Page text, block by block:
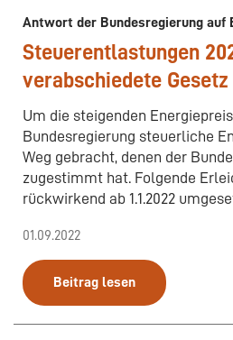
Antwort der Bundesregierung auf
Steuerentlastungen
verabschiedete
Um die steigenden
Bundesregierung steuerliche
Weg gebracht, denen der
zugestimmt hat. Folgende
rückwirkend ab 1.1.2022
01.09.2022
Beitrag lesen